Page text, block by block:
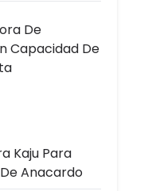
De
Capacidad De
Kaju Para
Anacardo